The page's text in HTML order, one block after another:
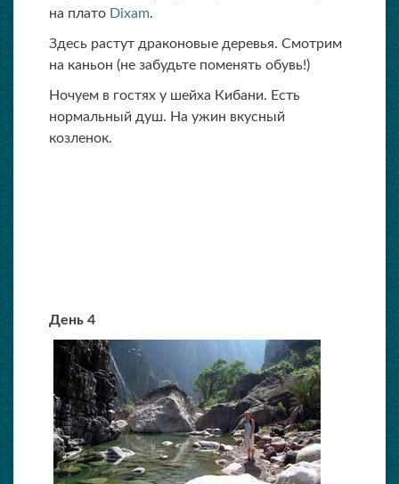
на плато Dixam.
Здесь растут драконовые деревья. Смотрим
на каньон (не забудьте поменять обувь!)
Ночуем в гостях у шейха Кибани. Есть
нормальный душ. На ужин вкусный
козленок.
День 4